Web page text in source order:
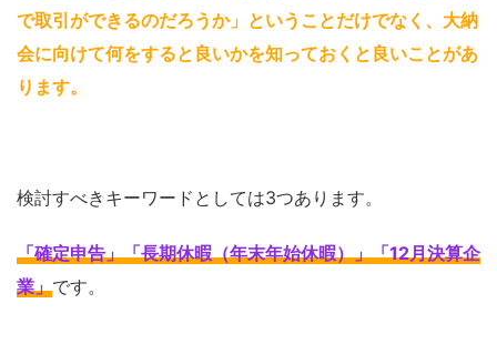
で取引ができるのだろうか」ということだけでなく、大納
会に向けて何をすると良いかを知っておくと良いことがあ
ります。
検討すべきキーワードとしては3つあります。
「確定申告」「長期休暇（年末年始休暇）」「12月決算企
業」です。